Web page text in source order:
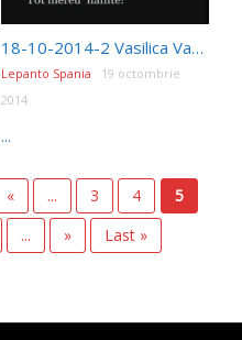
18-10-2014-2 Vasilica Varasciuc
Lepanto Spania
19 octombrie
2014
...
« ... 3 4
5
... » Last »